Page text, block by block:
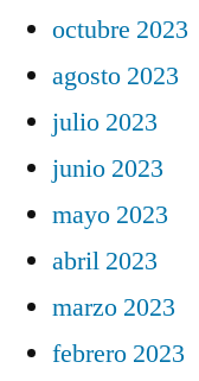
octubre 2023
agosto 2023
julio 2023
junio 2023
mayo 2023
abril 2023
marzo 2023
febrero 2023